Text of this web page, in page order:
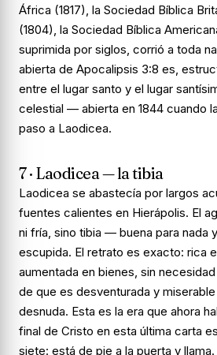
África (1817), la Sociedad Bíblica
(1804), la Sociedad Bíblica
suprimida por siglos, corrió a toda
abierta de Apocalipsis 3:8 es,
entre el lugar santo y el lugar
celestial — abierta en 1844 cuando
paso a Laodicea.
7 · Laodicea — la tibia
Laodicea se abastecía por largos
fuentes calientes en Hierápolis. El
ni fría, sino tibia — buena para nada
escupida. El retrato es exacto: rica
aumentada en bienes, sin
de que es desventurada y
desnuda. Esta es la era que ahora
final de Cristo en esta última carta
siete: está de pie a la puerta y llama.